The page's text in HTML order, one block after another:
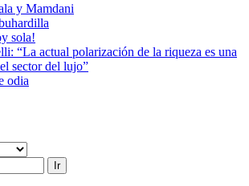
y Mamdani
sola!
“La actual polarización de la riqueza es una
sector del lujo”
odia